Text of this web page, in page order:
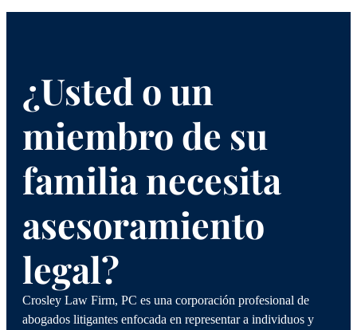
¿Usted o un
miembro de su
familia necesita
asesoramiento
legal?
Crosley Law Firm, PC es una corporación profesional de
abogados litigantes enfocada en representar a individuos y